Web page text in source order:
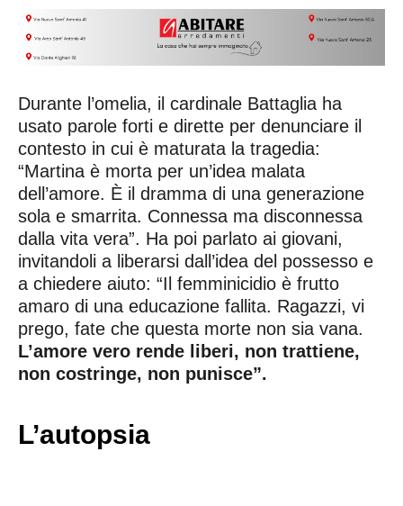
Durante l’omelia, il cardinale Battaglia ha
usato parole forti e dirette per denunciare il
contesto in cui è maturata la tragedia:
“Martina è morta per un’idea malata
dell’amore. È il dramma di una generazione
sola e smarrita. Connessa ma disconnessa
dalla vita vera”. Ha poi parlato ai giovani,
invitandoli a liberarsi dall’idea del possesso e
a chiedere aiuto: “Il femminicidio è frutto
amaro di una educazione fallita. Ragazzi, vi
prego, fate che questa morte non sia vana.
L’amore vero rende liberi, non trattiene,
non costringe, non punisce”.
L’autopsia